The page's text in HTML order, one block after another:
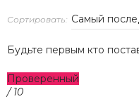
Сортировать:
Будьте первым кто
Проверенный
/ 10